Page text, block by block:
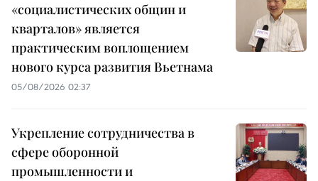
«социалистических общин и
кварталов» является
практическим воплощением
нового курса развития Вьетнама
05/08/2026 02:37
Укрепление сотрудничества в
сфере оборонной
промышленности и